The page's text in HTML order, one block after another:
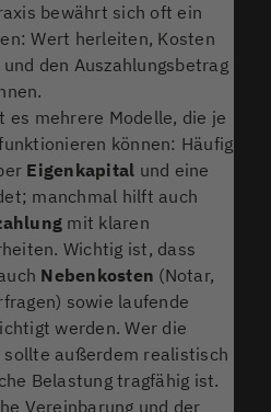
bewährt sich oft ein
Wert herleiten, Kosten
den Auszahlungsbetrag
es mehrere Modelle, die je
können: Häufig
Eigenkapital und eine
manchmal hilft auch
mit klaren
Wichtig ist, dass
Nebenkosten (Notar,
sowie laufende
werden. Wer die
außerdem realistisch
Belastung tragfähig ist.
Vereinbarung und der